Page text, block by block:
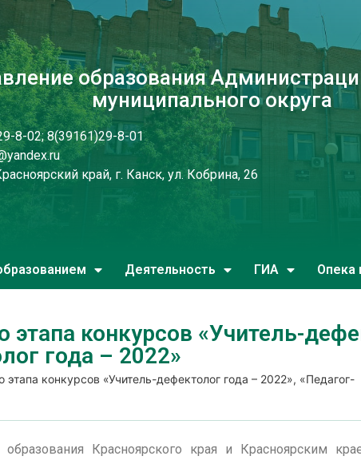
образования
муниципального округа
8-02; 8(39161)29-8-01
край, г. Канск, ул. Кобрина, 26
Деятельность ГИА Опека
этапа конкурсов «Учитель-
года – 2022»
этапа конкурсов «Учитель-дефектолог года – 2022», «Педагог-
образования Красноярского края и Красноярским